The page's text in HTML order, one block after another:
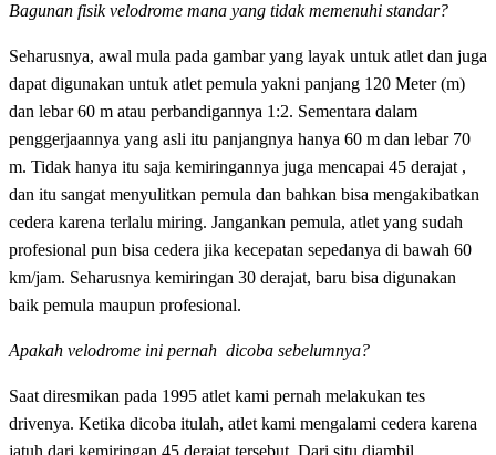
Bagunan fisik velodrome mana yang tidak memenuhi standar?
Seharusnya, awal mula pada gambar yang layak untuk atlet dan juga
dapat digunakan untuk atlet pemula yakni panjang 120 Meter (m)
dan lebar 60 m atau perbandigannya 1:2. Sementara dalam
penggerjaannya yang asli itu panjangnya hanya 60 m dan lebar 70
m. Tidak hanya itu saja kemiringannya juga mencapai 45 derajat ,
dan itu sangat menyulitkan pemula dan bahkan bisa mengakibatkan
cedera karena terlalu miring. Jangankan pemula, atlet yang sudah
profesional pun bisa cedera jika kecepatan sepedanya di bawah 60
km/jam. Seharusnya kemiringan 30 derajat, baru bisa digunakan
baik pemula maupun profesional.
Apakah velodrome ini pernah dicoba sebelumnya?
Saat diresmikan pada 1995 atlet kami pernah melakukan tes
drivenya. Ketika dicoba itulah, atlet kami mengalami cedera karena
jatuh dari kemiringan 45 derajat tersebut. Dari situ diambil